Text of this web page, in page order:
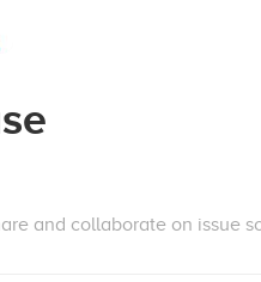
and collaborate on issue